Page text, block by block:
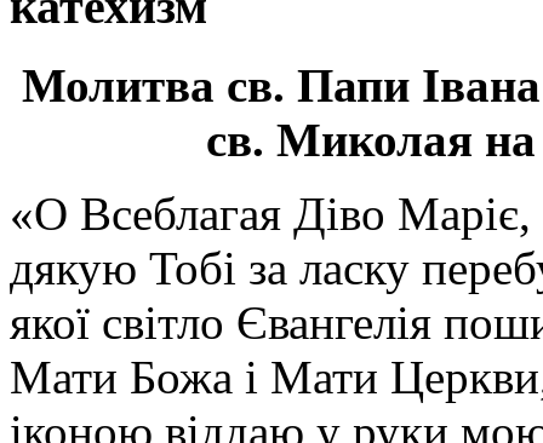
Молитва св. Папи
св. Миколая на
«О Всеблагая Діво
дякую Тобі за ласку
якої світло Євангелія
Мати Божа і Мати
іконою віддаю у руки